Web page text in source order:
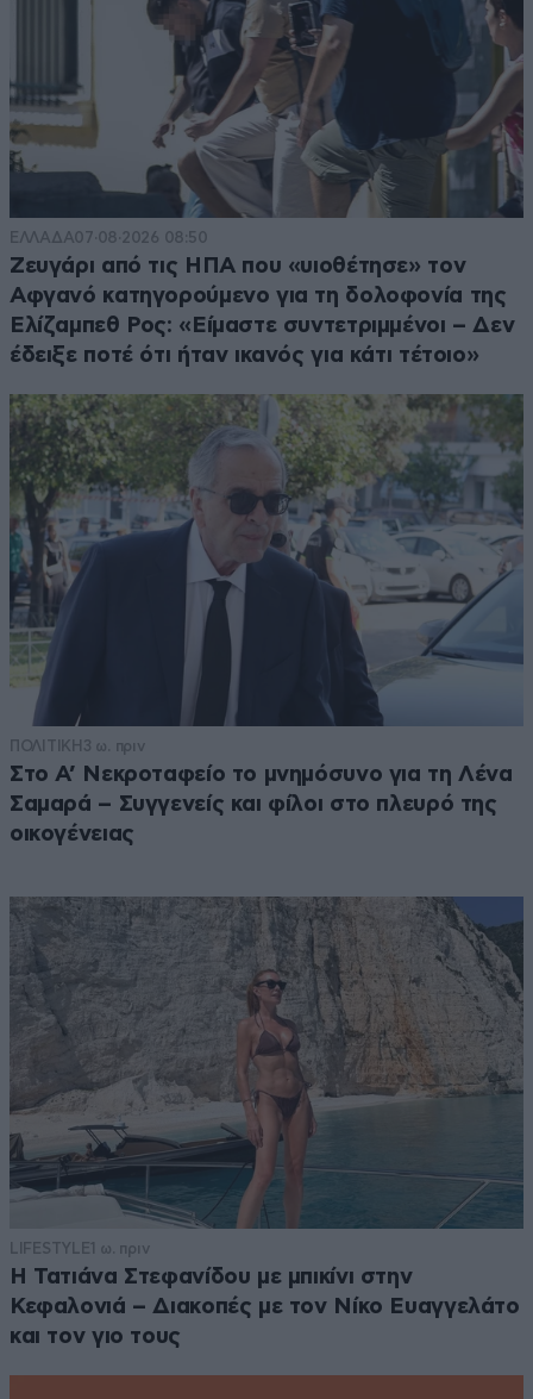
ΕΛΛΑΔΑ07·08·2026 08:50
Ζευγάρι από τις ΗΠΑ που «υιοθέτησε» τον
Αφγανό κατηγορούμενο για τη δολοφονία της
Ελίζαμπεθ Ρος: «Είμαστε συντετριμμένοι – Δεν
έδειξε ποτέ ότι ήταν ικανός για κάτι τέτοιο»
ΠΟΛΙΤΙΚΗ 3 ω. πριν
Στο Α’ Νεκροταφείο το μνημόσυνο για τη Λένα
Σαμαρά – Συγγενείς και φίλοι στο πλευρό της
οικογένειας
LIFESTYLE1 ω. πριν
Η Τατιάνα Στεφανίδου με μπικίνι στην
Κεφαλονιά – Διακοπές με τον Νίκο Ευαγγελάτο
και τον γιο τους